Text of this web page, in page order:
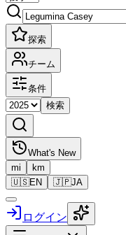
探索
チーム
条件
検索
What's New
mi
km
🇺🇸EN 🇯🇵JA
ログイン